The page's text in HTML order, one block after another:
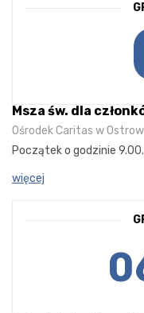
Msza św. dla
Ośrodek Caritas w
Początek o godzinie
więcej